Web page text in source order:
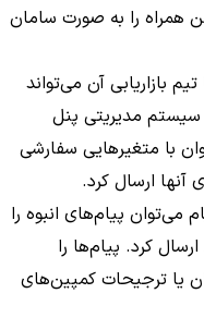
همراه را به صورت سامان
بازاریابی آن می‌تواند
مدیریتی پنل
با متغیرهایی سفارشی
آنها ارسال کرد.
می‌توان پیام‌های انبوه را
کرد. پیام‌ها را
یا ترجیحات کمپین‌های